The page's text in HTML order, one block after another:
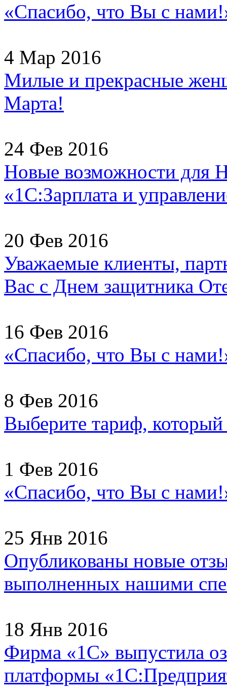
«Спасибо, что Вы с
4 Мар 2016
Милые и прекрасные
Марта!
24 Фев 2016
Новые возможности для
«1С:Зарплата и
20 Фев 2016
Уважаемые клиенты,
Вас с Днем защитника
16 Фев 2016
«Спасибо, что Вы с
8 Фев 2016
Выберите тариф,
1 Фев 2016
«Спасибо, что Вы с
25 Янв 2016
Опубликованы новые
выполненных нашими
18 Янв 2016
Фирма «1С» выпустила
платформы